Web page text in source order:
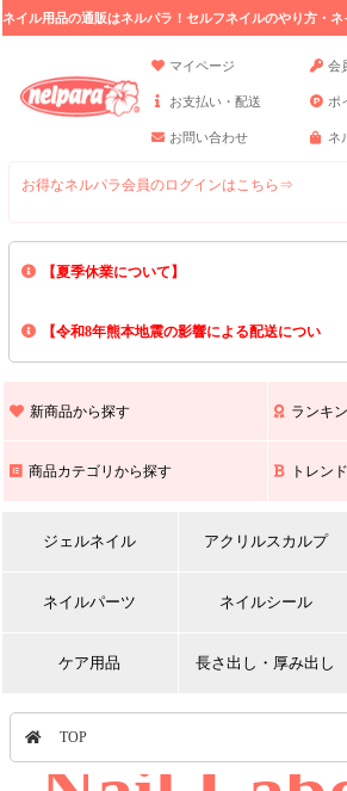
ネイル用品の通販はネルパラ！セルフネイルのやり方・
マイページ
会
お支払い・配送 ポ
お問い合わせ ネ
お得なネルパラ会員のログインはこちら⇒
【夏季休業について】
8/13(木)～8/16(日)の間｢出荷業務・お問い合わせ
上記期間中のご注文・お問い合わせは8/17(月)
【令和8年熊本地震の影響による配送につい
また､ 九州全域でお荷物のお届けに遅延が生じ
新商品から探す ランキ
商品カテゴリから探す トレン
ジェルネイル アクリルスカルプ
ネイルパーツ ネイルシール
ケア用品 長さ出し・厚み出し
TOP